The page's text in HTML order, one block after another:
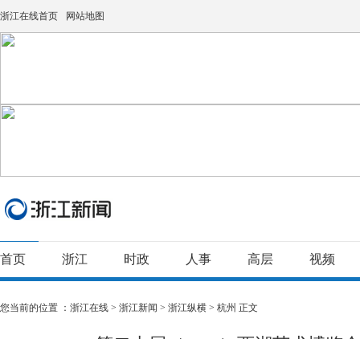
浙江在线首页 网站地图
首页 浙江 时政 人事 高层 视频
您当前的位置 ： 浙江在线 > 浙江新闻 > 浙江纵横 > 杭州 正文